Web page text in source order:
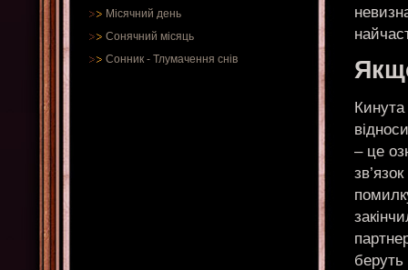
Місячний день
Сонячний місяць
Сонник - Тлумачення снів
– це